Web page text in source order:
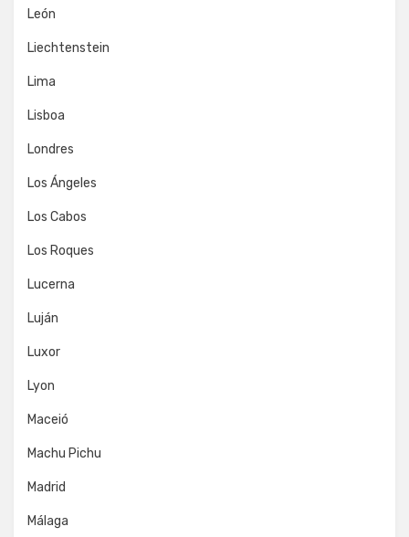
León
Liechtenstein
Lima
Lisboa
Londres
Los Ángeles
Los Cabos
Los Roques
Lucerna
Luján
Luxor
Lyon
Maceió
Machu Pichu
Madrid
Málaga